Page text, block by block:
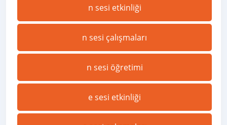
n sesi etkinliği
n sesi çalışmaları
n sesi öğretimi
e sesi etkinliği